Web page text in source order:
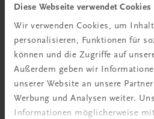
Diese Webseite verwendet Cookies
Wir verwenden Cookies, um
personalisieren, Funktionen für
können und die Zugriffe auf
Außerdem geben wir
unserer Website an unsere
Werbung und Analysen weiter.
Informationen möglicherweise
Bildung
Multimedia-Typing Premium
€ 5,00